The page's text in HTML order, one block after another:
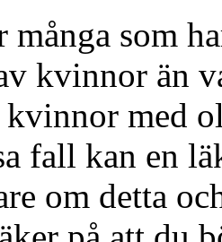
många som
kvinnor än
kvinnor med
fall kan en
om detta